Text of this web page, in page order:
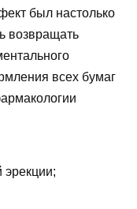
был настолько
возвращать
всех бумаг
эрекции;